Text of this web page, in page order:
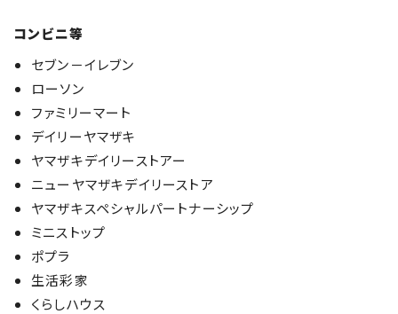
コンビニ等
セブン－イレブン
ローソン
ファミリーマート
デイリーヤマザキ
ヤマザキデイリーストアー
ニューヤマザキデイリーストア
ヤマザキスペシャルパートナーシップ
ミニストップ
ポプラ
生活彩家
くらしハウス